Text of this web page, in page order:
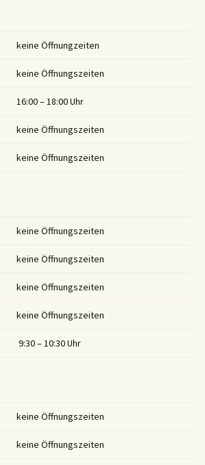
keine Öffnungzeiten
keine Öffnungszeiten
16:00 – 18:00 Uhr
keine Öffnungszeiten
keine Öffnungszeiten
keine Öffnungszeiten
keine Öffnungszeiten
keine Öffnungszeiten
keine Öffnungszeiten
9:30 – 10:30 Uhr
keine Öffnungszeiten
keine Öffnungszeiten